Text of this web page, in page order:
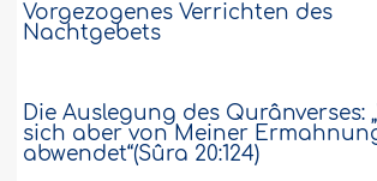
Vorgezogenes Verrichten des
Nachtgebets
Die Auslegung des Qurânverses:
sich aber von Meiner
abwendet“(Sûra 20:124)